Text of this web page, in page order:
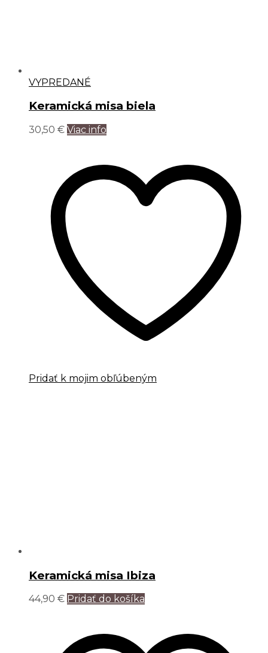
VYPREDANÉ
Keramická misa biela
30,50 € Viac info
Pridať k mojim obľúbeným
Keramická misa Ibiza
44,90 € Pridať do košíka